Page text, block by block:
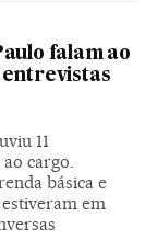
falam ao
entrevistas
11
cargo.
básica e
em